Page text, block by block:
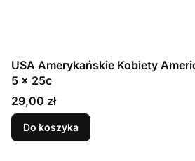
USA Amerykańskie Kobiety
5 x 25c
Cena
29,00 zł
Do koszyka